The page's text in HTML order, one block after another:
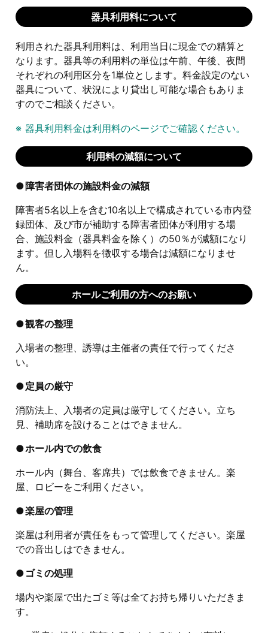
器具利用料について
利用された器具利用料は、利用当日に現金での精算と
なります。器具等の利用料の単位は午前、午後、夜間
それぞれの利用区分を1単位とします。料金設定のない
器具について、状況により貸出し可能な場合もありま
すのでご相談ください。
器具利用料金は利用料のページでご確認ください。
利用料の減額について
障害者団体の施設料金の減額
障害者5名以上を含む10名以上で構成されている市内登
録団体、及び市が補助する障害者団体が利用する場
合、施設料金（器具料金を除く）の50％が減額になり
ます。但し入場料を徴収する場合は減額になりませ
ん。
ホールご利用の方へのお願い
観客の整理
入場者の整理、誘導は主催者の責任で行ってくださ
い。
定員の厳守
消防法上、入場者の定員は厳守してください。立ち
見、補助席を設けることはできません。
ホール内での飲食
ホール内（舞台、客席共）では飲食できません。楽
屋、ロビーをご利用ください。
楽屋の管理
楽屋は利用者が責任をもって管理してください。楽屋
での音出しはできません。
ゴミの処理
場内や楽屋で出たゴミ等は全てお持ち帰りいただきま
す。